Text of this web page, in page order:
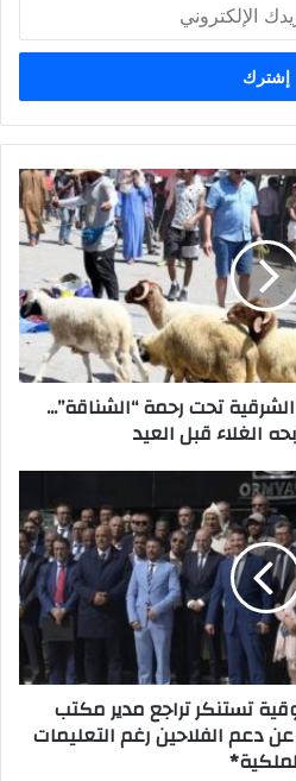
تحت رحمة “الشناقة”...
الغلاء قبل العيد
تستنكر تراجع مدير مكتب
دعم الفلاحين رغم التعليمات